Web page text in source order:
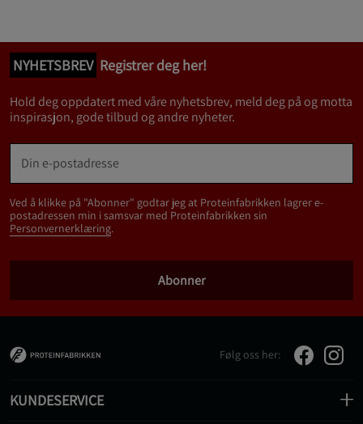
NYHETSBREV Registrer deg her!
Hold deg oppdatert med våre nyhetsbrev, meld deg på og motta
inspirasjon, gode tilbud og andre nyheter.
Ved å klikke på "Abonner" godtar jeg at Proteinfabrikken lagrer e-
postadressen min i samsvar med Proteinfabrikken sin
Personvernerklæring.
Abonner
Følg oss her:
KUNDESERVICE